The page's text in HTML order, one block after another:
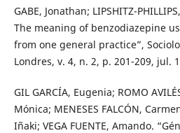
GABE, Jonathan; LIPSHITZ-
The meaning of benzodiazepine
from one general practice”,
Londres, v. 4, n. 2, p. 201-209, jul.
GIL GARCÍA, Eugenia; ROMO
Mónica; MENESES FALCÓN,
Iñaki; VEGA FUENTE, Amando.